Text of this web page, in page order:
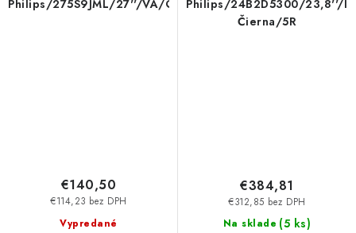
Philips/275S9JML/27''/VA/QHD/75Hz/4ms/Black/3R
Vypredané
€114,23 bez DPH
€140,50
Philips/24B2D5300/23,8''/
Čierna/5R
Na sklade (5 ks)
€312,85 bez DPH
€384,81